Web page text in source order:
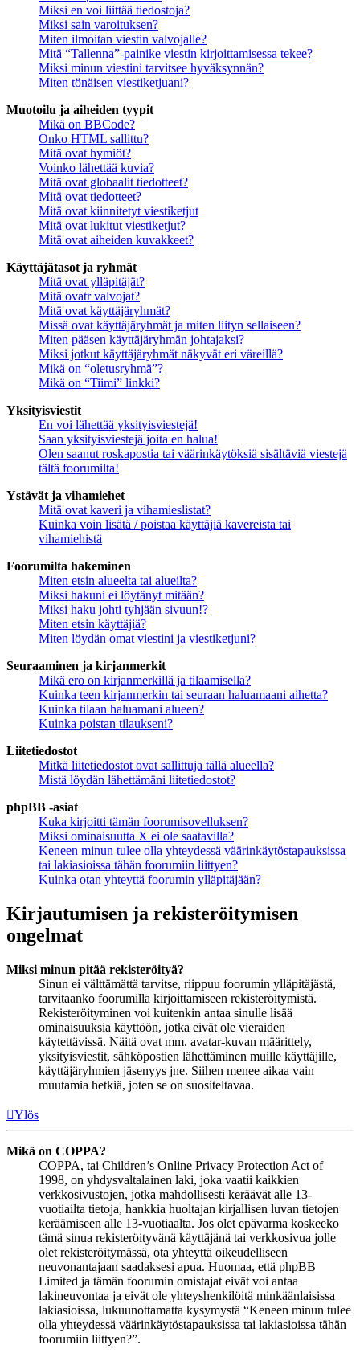
Miksi en voi liittää tiedostoja?
Miksi sain varoituksen?
Miten ilmoitan viestin valvojalle?
Mitä “Tallenna”-painike viestin kirjoittamisessa tekee?
Miksi minun viestini tarvitsee hyväksynnän?
Miten tönäisen viestiketjuani?
Muotoilu ja aiheiden tyypit
Mikä on BBCode?
Onko HTML sallittu?
Mitä ovat hymiöt?
Voinko lähettää kuvia?
Mitä ovat globaalit tiedotteet?
Mitä ovat tiedotteet?
Mitä ovat kiinnitetyt viestiketjut
Mitä ovat lukitut viestiketjut?
Mitä ovat aiheiden kuvakkeet?
Käyttäjätasot ja ryhmät
Mitä ovat ylläpitäjät?
Mitä ovatr valvojat?
Mitä ovat käyttäjäryhmät?
Missä ovat käyttäjäryhmät ja miten liityn sellaiseen?
Miten pääsen käyttäjäryhmän johtajaksi?
Miksi jotkut käyttäjäryhmät näkyvät eri väreillä?
Mikä on “oletusryhmä”?
Mikä on “Tiimi” linkki?
Yksityisviestit
En voi lähettää yksityisviestejä!
Saan yksityisviestejä joita en halua!
Olen saanut roskapostia tai väärinkäytöksiä sisältäviä viestejä
tältä foorumilta!
Ystävät ja vihamiehet
Mitä ovat kaveri ja vihamieslistat?
Kuinka voin lisätä / poistaa käyttäjiä kavereista tai
vihamiehistä
Foorumilta hakeminen
Miten etsin alueelta tai alueilta?
Miksi hakuni ei löytänyt mitään?
Miksi haku johti tyhjään sivuun!?
Miten etsin käyttäjiä?
Miten löydän omat viestini ja viestiketjuni?
Seuraaminen ja kirjanmerkit
Mikä ero on kirjanmerkillä ja tilaamisella?
Kuinka teen kirjanmerkin tai seuraan haluamaani aihetta?
Kuinka tilaan haluamani alueen?
Kuinka poistan tilaukseni?
Liitetiedostot
Mitkä liitetiedostot ovat sallittuja tällä alueella?
Mistä löydän lähettämäni liitetiedostot?
phpBB -asiat
Kuka kirjoitti tämän foorumisovelluksen?
Miksi ominaisuutta X ei ole saatavilla?
Keneen minun tulee olla yhteydessä väärinkäytöstapauksissa
tai lakiasioissa tähän foorumiin liittyen?
Kuinka otan yhteyttä foorumin ylläpitäjään?
Kirjautumisen ja rekisteröitymisen
ongelmat
Miksi minun pitää rekisteröityä?
Sinun ei välttämättä tarvitse, riippuu foorumin ylläpitäjästä,
tarvitaanko foorumilla kirjoittamiseen rekisteröitymistä.
Rekisteröityminen voi kuitenkin antaa sinulle lisää
ominaisuuksia käyttöön, jotka eivät ole vieraiden
käytettävissä. Näitä ovat mm. avatar-kuvan määrittely,
yksityisviestit, sähköpostien lähettäminen muille käyttäjille,
käyttäjäryhmien jäsenyys jne. Siihen menee aikaa vain
muutamia hetkiä, joten se on suositeltavaa.
Ylös
Mikä on COPPA?
COPPA, tai Children’s Online Privacy Protection Act of
1998, on yhdysvaltalainen laki, joka vaatii kaikkien
verkkosivustojen, jotka mahdollisesti keräävät alle 13-
vuotiailta tietoja, hankkia huoltajan kirjallisen luvan tietojen
keräämiseen alle 13-vuotiaalta. Jos olet epävarma koskeeko
tämä sinua rekisteröityvänä käyttäjänä tai verkkosivua jolle
olet rekisteröitymässä, ota yhteyttä oikeudelliseen
neuvonantajaan saadaksesi apua. Huomaa, että phpBB
Limited ja tämän foorumin omistajat eivät voi antaa
lakineuvontaa ja eivät ole yhteyshenkilöitä minkäänlaisissa
lakiasioissa, lukuunottamatta kysymystä “Keneen minun tulee
olla yhteydessä väärinkäytöstapauksissa tai lakiasioissa tähän
foorumiin liittyen?”.